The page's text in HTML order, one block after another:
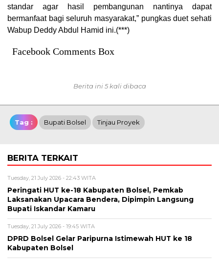
standar agar hasil pembangunan nantinya dapat
bermanfaat bagi seluruh masyarakat,” pungkas duet sehati
Wabup Deddy Abdul Hamid ini.(***)
Facebook Comments Box
Berita ini 5 kali dibaca
Tag : Bupati Bolsel Tinjau Proyek
BERITA TERKAIT
Tuesday, 21 July 2026 - 22:43 WITA
Peringati HUT ke-18 Kabupaten Bolsel, Pemkab
Laksanakan Upacara Bendera, Dipimpin Langsung
Bupati Iskandar Kamaru
Tuesday, 21 July 2026 - 19:45 WITA
DPRD Bolsel Gelar Paripurna Istimewah HUT ke 18
Kabupaten Bolsel